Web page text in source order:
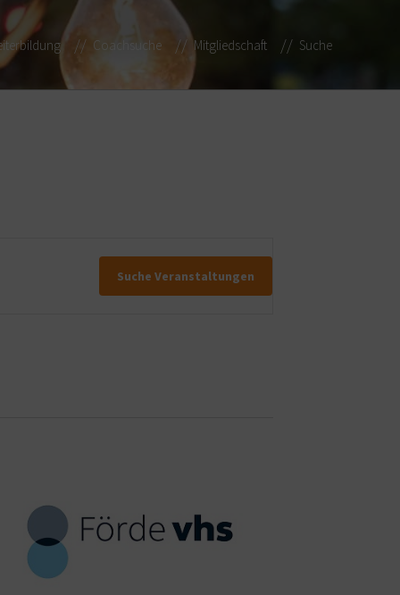
Coachsuche Mitgliedschaft Suche
Suche Veranstaltungen